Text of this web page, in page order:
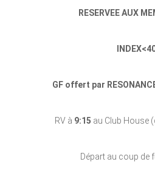
RESERVEE AUX
GF offert par
RV à 9:15 au Club House
Départ au coup de